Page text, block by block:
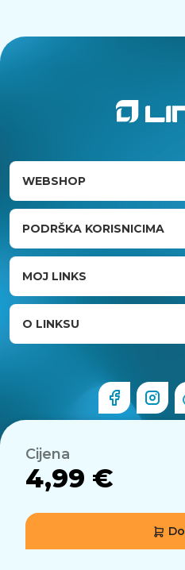
Cijena
4,99 €
WEBSHOP
PODRŠKA KORISNICIMA
MOJ LINKS
O LINKSU
© 2026 Links.hr .